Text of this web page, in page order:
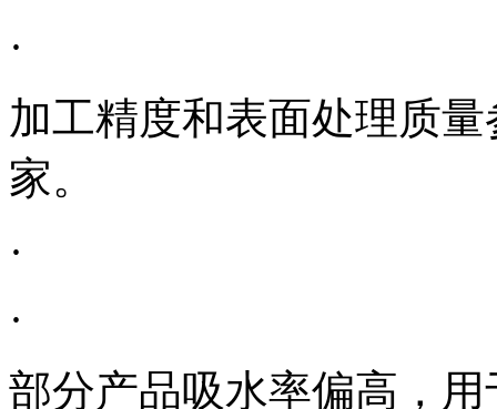
·
加工精度和表面处理质
家。
·
·
部分产品吸水率偏高，